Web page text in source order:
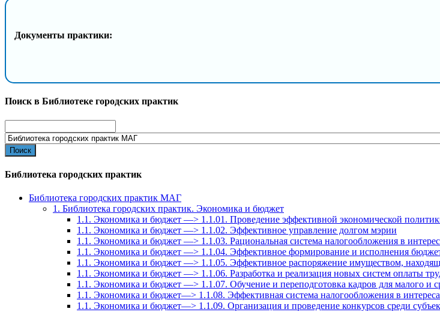
Документы практики:
Поиск в Библиотеке городских практик
for:
Библиотека городских практик
Библиотека городских практик МАГ
1. Библиотека городских практик. Экономика и бюджет
1.1. Экономика и бюджет —> 1.1.01. Проведение эффективной экономической
1.1. Экономика и бюджет —> 1.1.02. Эффективное управление долгом мэрии
1.1. Экономика и бюджет —> 1.1.03. Рациональная система налогообложения в
1.1. Экономика и бюджет —> 1.1.04. Эффективное формирование и исполнения
1.1. Экономика и бюджет —> 1.1.05. Эффективное распоряжение имуществом,
1.1. Экономика и бюджет —> 1.1.06. Разработка и реализация новых систем оплаты
1.1. Экономика и бюджет —> 1.1.07. Обучение и переподготовка кадров для малого и
1.1. Экономика и бюджет—> 1.1.08. Эффективная система налогообложения в
1.1. Экономика и бюджет—> 1.1.09. Организация и проведение конкурсов среди